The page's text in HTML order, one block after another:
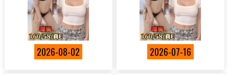
2026-08-02 2026-07-16